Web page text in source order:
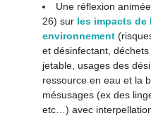
Une réflexion
26) sur les impacts de
environnement
et désinfectant,
jetable, usages des
ressource en eau et la
mésusages (ex des
etc…) avec